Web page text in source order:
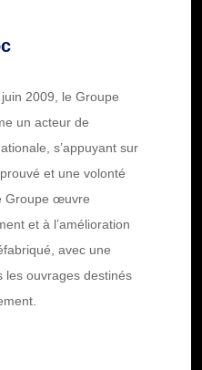
2009, le Groupe
un acteur de
s’appuyant sur
et une volonté
Groupe œuvre
et à l’amélioration
avec une
les ouvrages destinés